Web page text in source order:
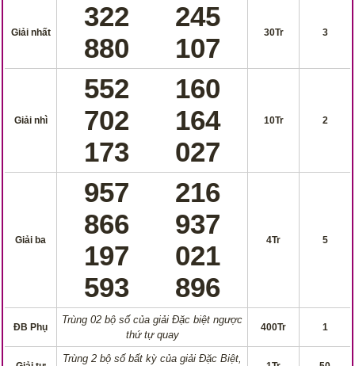
Giải nhất
322
245
880
107 30Tr 3
Giải nhì
552
160
702
164
173
027
10Tr 2
Giải ba
957
216
866
937
197
021
593
896
4Tr 5
ĐB Phụ
Trùng 02 bộ số của giải Đặc biệt ngược
thứ tự quay
400Tr 1
Trùng 2 bộ số bất kỳ của giải Đặc Biệt,